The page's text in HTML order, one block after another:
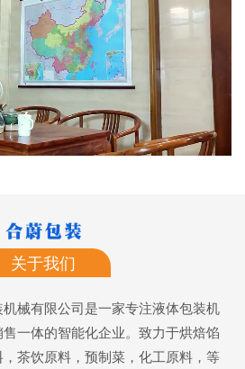
关于我们
械有限公司是一家专注液体包装机
一体的智能化企业。致力于烘焙馅
茶饮原料，预制菜，化工原料，等